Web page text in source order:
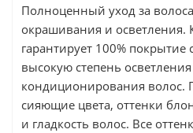
Полноценный уход за
окрашивания и осветления.
гарантирует 100% покрытие
высокую степень
кондиционирования волос.
сияющие цвета, оттенки
и гладкость волос. Все